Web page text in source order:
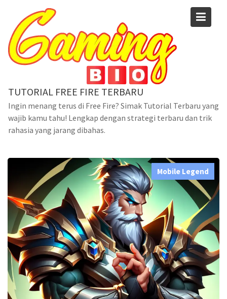
content
TUTORIAL FREE FIRE TERBARU
Ingin menang terus di Free Fire? Simak Tutorial Terbaru yang
wajib kamu tahu! Lengkap dengan strategi terbaru dan trik
rahasia yang jarang dibahas.
Blog
Home
Mobile Legend
Hero Mobile Legend yang Paling Kuat Sepanjang Masa
Mobile Legend